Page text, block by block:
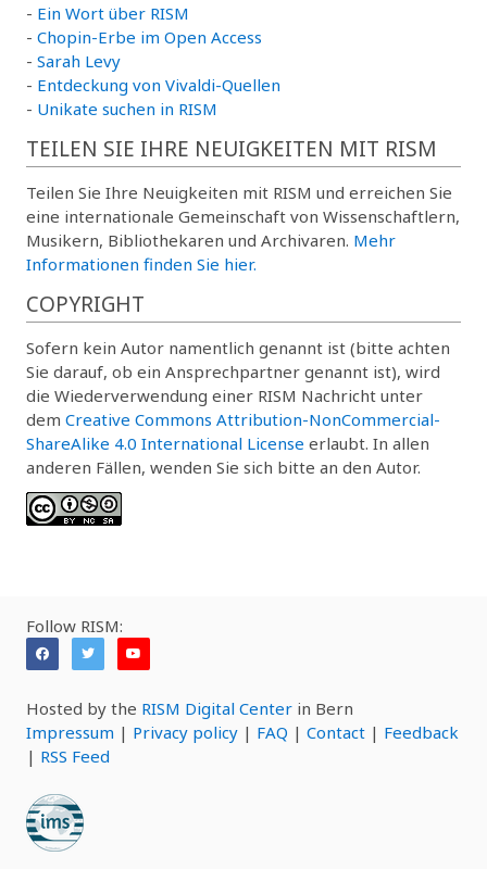
- Ein Wort über RISM
- Chopin-Erbe im Open Access
- Sarah Levy
- Entdeckung von Vivaldi-Quellen
- Unikate suchen in RISM
TEILEN SIE IHRE NEUIGKEITEN MIT RISM
Teilen Sie Ihre Neuigkeiten mit RISM und erreichen Sie
eine internationale Gemeinschaft von Wissenschaftlern,
Musikern, Bibliothekaren und Archivaren. Mehr
Informationen finden Sie hier.
COPYRIGHT
Sofern kein Autor namentlich genannt ist (bitte achten
Sie darauf, ob ein Ansprechpartner genannt ist), wird
die Wiederverwendung einer RISM Nachricht unter
dem Creative Commons Attribution-NonCommercial-
ShareAlike 4.0 International License erlaubt. In allen
anderen Fällen, wenden Sie sich bitte an den Autor.
Follow RISM:
Hosted by the RISM Digital Center in Bern
Impressum | Privacy policy | FAQ | Contact | Feedback
| RSS Feed